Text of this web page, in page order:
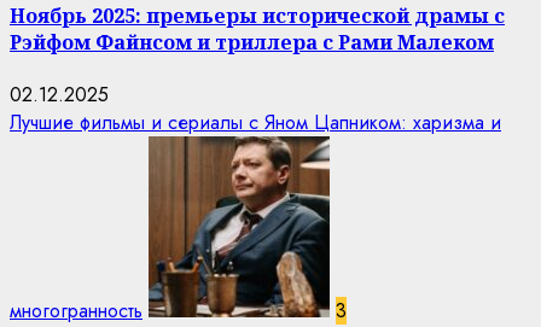
Ноябрь 2025: премьеры исторической драмы с
Рэйфом Файнсом и триллера с Рами Малеком
02.12.2025
Лучшие фильмы и сериалы с Яном Цапником: харизма и
многогранность 3